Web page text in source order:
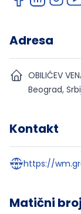
Adresa
OBILIĆEV
Beograd,
Kontakt
https://
Matični broj